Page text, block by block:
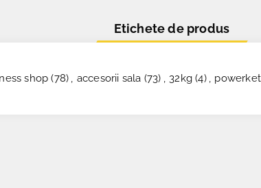
Etichete de produs
shop (78) , accesorii sala (73) , 32kg (4) ,